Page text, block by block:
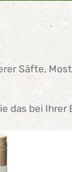
Säfte,
das bei Ihrer